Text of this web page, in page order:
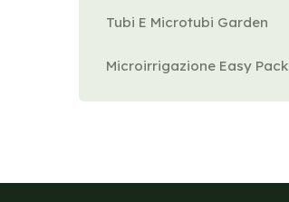
Tubi E Microtubi Garden
Microirrigazione Easy Pack